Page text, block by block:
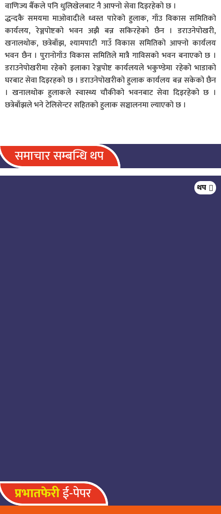
वाणिज्य बैँकले पनि धुलिखेलबाट नै आफ्नो सेवा दिइरहेको छ ।
द्धन्दकै समयमा माओवादीले ध्वस्त पारेको हुलाक, गाँउ विकास समितिको
कार्यलय, रेञ्जपोष्टको भवन अझै बन्न सकिरहेको छैन । डराउनेपोखरी,
खनालथोक, छत्रेबाँझ, श्यामपाटी गाउँ विकास समितिको आफ्नो कार्यलय
भवन छैन । पुरानोगाँउ विकास समितिले मात्रै गाविसको भवन बनाएको छ ।
डराउनेपोखरीमा रहेको इलाका रेञ्जपोष्ट कार्यलयले भकुण्डेमा रहेको भाडाको
घरबाट सेवा दिइरहको छ । डराउनेपोखरीको हुलाक कार्यलय बन्न सकेको छैन
। खनालथोक हुलाकले स्वास्थ्य चौकीको भवनबाट सेवा दिइरहेको छ ।
छत्रेबाँझले भने टेलिसेन्टर सहितको हुलाक सञ्चालनमा ल्याएको छ ।
समाचार सम्बन्धि थप
बेथानचोकमा निःशुल्क स्वास्थ्य शिविर, २
प्रभातफेरीई-पेपर
थप